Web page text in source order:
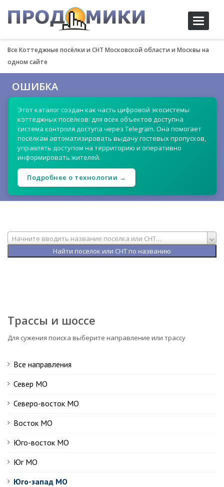
Toggle
Все Коттеджные посёлки и СНТ Московской области и Москвы на
одном сайте
ОШИБКА
Этот каталог создан как часть цифровой экосистемы
коттеджных посёлков: для всех объектов доступна
система контроля доступа через Telegram. Она помогает
посёлкам автоматизировать выдачу гостевых пропусков,
управлять доступом на территорию и оперативно
информировать жителей.
Подробнее о технологии →
Начните вводить название поселка или СНТ…
Трассы и шоссе
Для сужения поиска выберите направление или трассу
Все направления
Север МО
Северо-восток МО
Восток МО
Юго-восток МО
Юг МО
Юго-запад МО